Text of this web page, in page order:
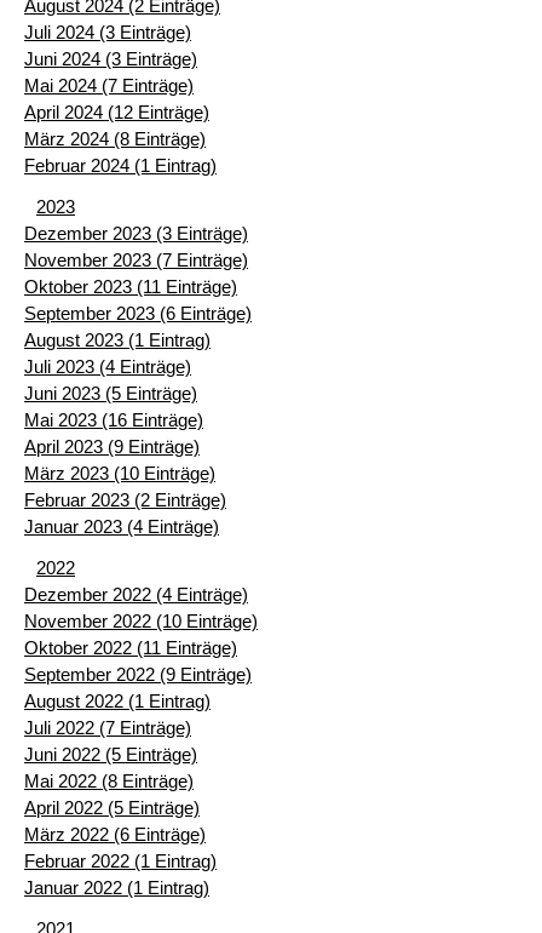
August 2024 (2 Einträge)
Juli 2024 (3 Einträge)
Juni 2024 (3 Einträge)
Mai 2024 (7 Einträge)
April 2024 (12 Einträge)
März 2024 (8 Einträge)
Februar 2024 (1 Eintrag)
2023
Dezember 2023 (3 Einträge)
November 2023 (7 Einträge)
Oktober 2023 (11 Einträge)
September 2023 (6 Einträge)
August 2023 (1 Eintrag)
Juli 2023 (4 Einträge)
Juni 2023 (5 Einträge)
Mai 2023 (16 Einträge)
April 2023 (9 Einträge)
März 2023 (10 Einträge)
Februar 2023 (2 Einträge)
Januar 2023 (4 Einträge)
2022
Dezember 2022 (4 Einträge)
November 2022 (10 Einträge)
Oktober 2022 (11 Einträge)
September 2022 (9 Einträge)
August 2022 (1 Eintrag)
Juli 2022 (7 Einträge)
Juni 2022 (5 Einträge)
Mai 2022 (8 Einträge)
April 2022 (5 Einträge)
März 2022 (6 Einträge)
Februar 2022 (1 Eintrag)
Januar 2022 (1 Eintrag)